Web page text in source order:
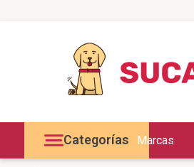
Categorías Marcas